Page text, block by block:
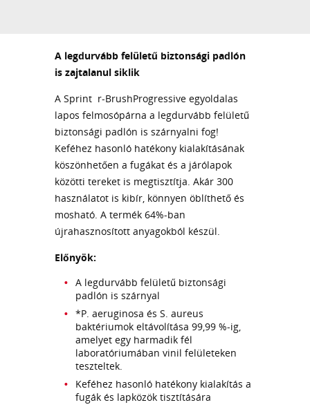
A legdurvább felületű biztonsági padlón
is zajtalanul siklik
A Sprint r-BrushProgressive egyoldalas
lapos felmosópárna a legdurvább felületű
biztonsági padlón is szárnyalni fog!
Keféhez hasonló hatékony kialakításának
köszönhetően a fugákat és a járólapok
közötti tereket is megtisztítja. Akár 300
használatot is kibír, könnyen öblíthető és
mosható. A termék 64%-ban
újrahasznosított anyagokból készül.
Előnyök:
A legdurvább felületű biztonsági
padlón is szárnyal
*P. aeruginosa és S. aureus
baktériumok eltávolítása 99,99 %-ig,
amelyet egy harmadik fél
laboratóriumában vinil felületeken
teszteltek.
Keféhez hasonló hatékony kialakítás a
fugák és lapközök tisztítására